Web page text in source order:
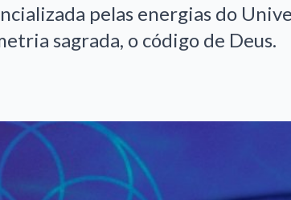
pelas energias do
sagrada, o código de Deus.